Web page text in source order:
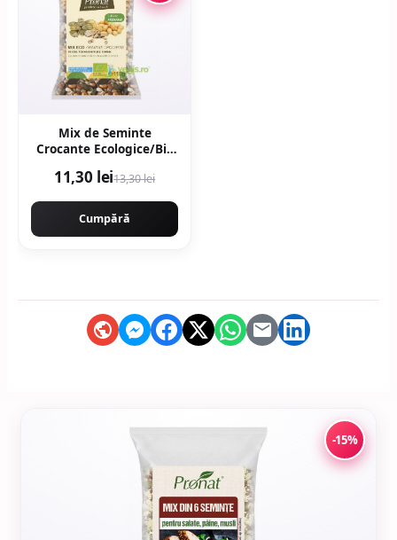
Mix de Seminte
Crocante Ecologice/Bio
11,30 lei13,30 lei
Cumpără
-15%